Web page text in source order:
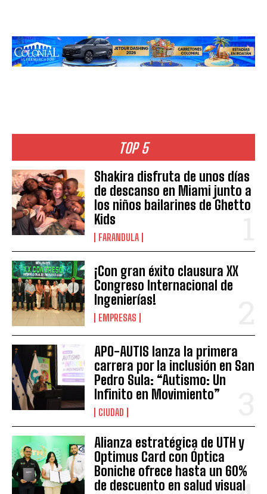
TOP 5
Shakira disfruta de unos días
de descanso en Miami junto a
los niños bailarines de Ghetto
Kids
FARANDULA
¡Con gran éxito clausura XX
Congreso Internacional de
Ingenierías!
EMPRESAS
APO-AUTIS lanza la primera
carrera por la inclusión en San
Pedro Sula: “Autismo: Un
Infinito en Movimiento”
CIUDAD
Alianza estratégica de UTH y
Optimus Card con Óptica
Boniche ofrece hasta un 60%
de descuento en salud visual